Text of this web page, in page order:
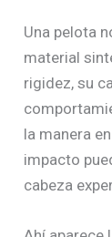
Una pelota
material
rigidez, su
la manera
impacto
cabeza